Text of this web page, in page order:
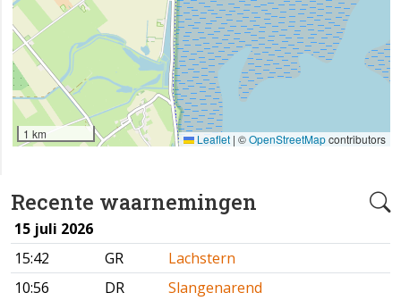
Recente waarnemingen
15 juli 2026
15:42
GR
Lachstern
10:56
DR
Slangenarend
1 km Leaflet | ©OpenStreetMapcontributors